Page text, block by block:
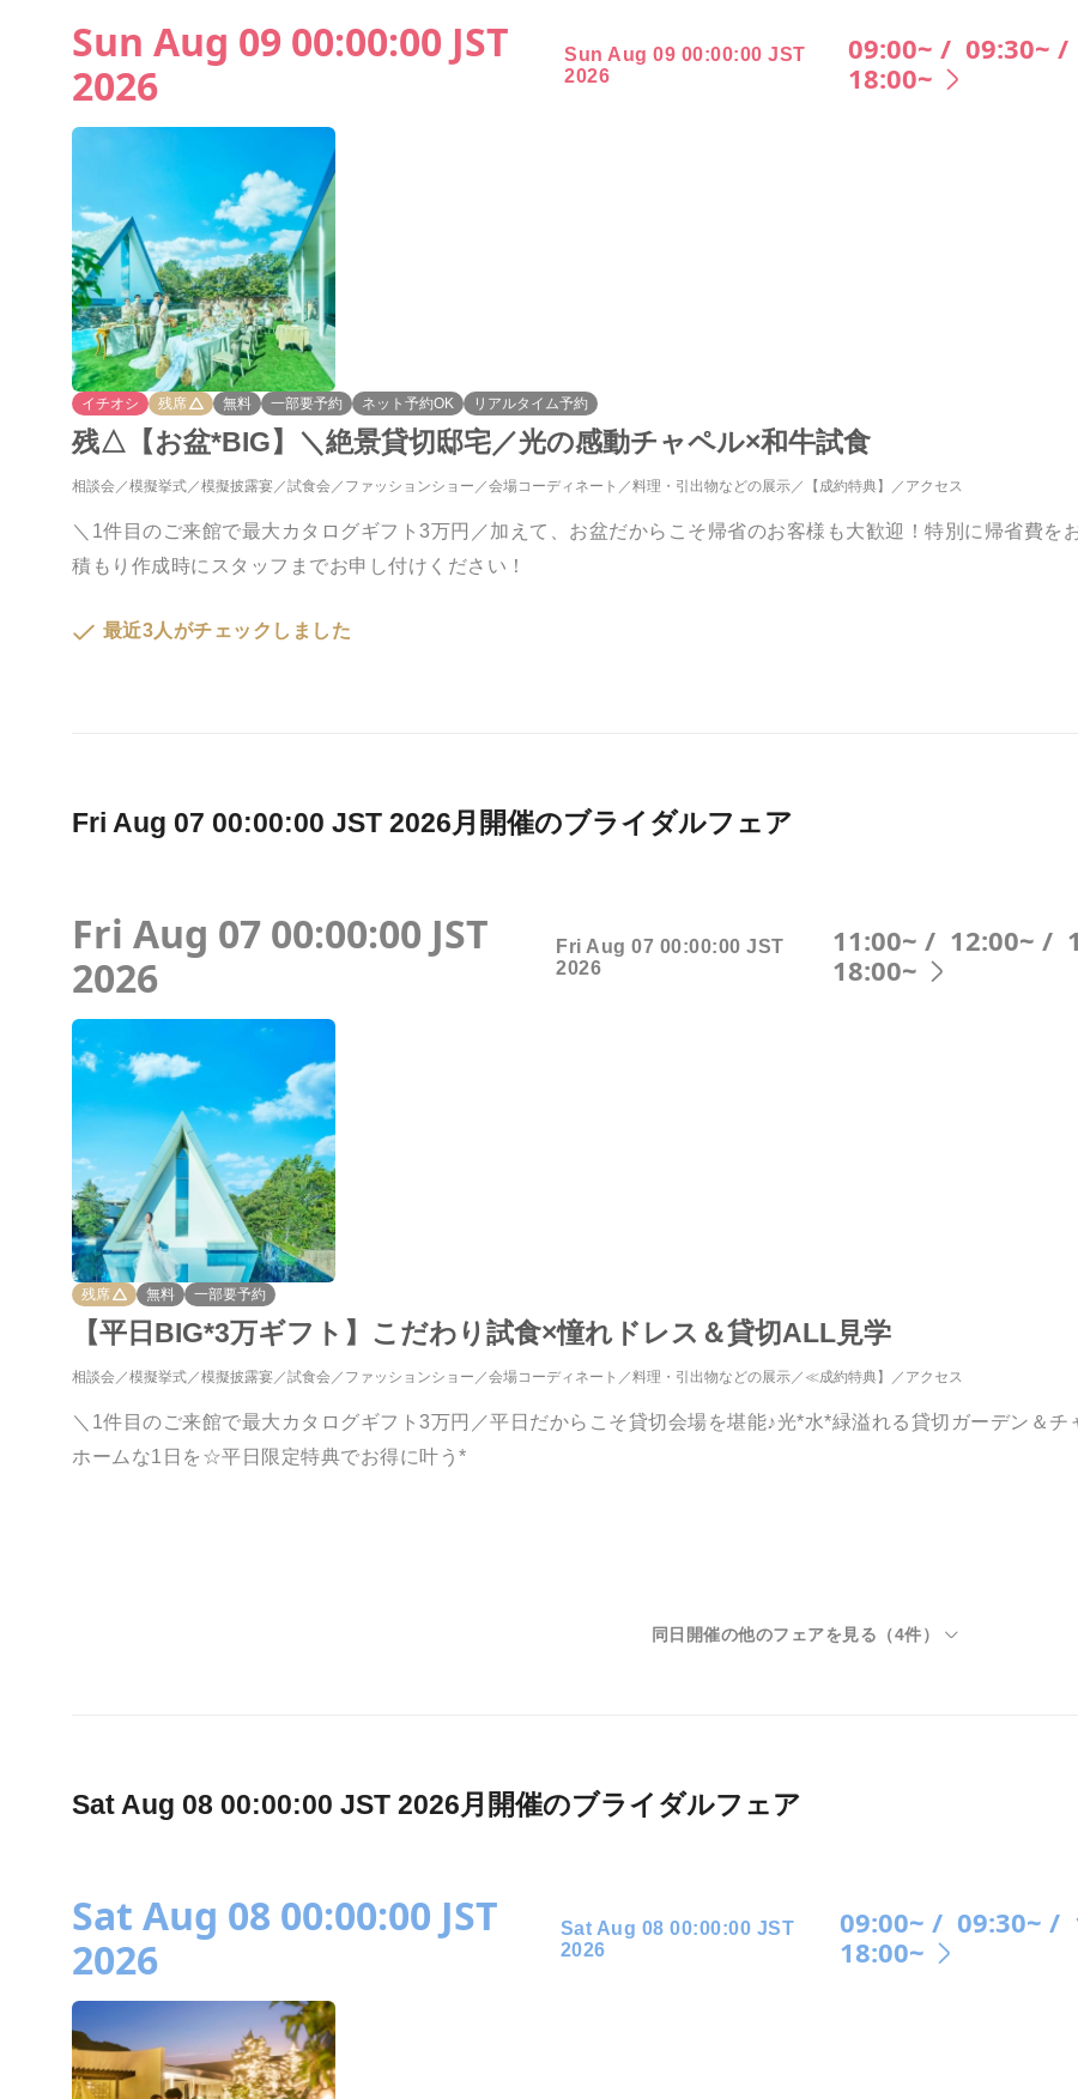
Sun Aug 09 00:00:00 JST
2026
Sun Aug 09 00:00:00 JST
2026
09:00~ / 09:30~ /
18:00~
イチオシ 残席 無料 一部要予約 ネット予約OK リアルタイム予約
残△【お盆*BIG】＼絶景貸切邸宅／光の感動チャペル×和牛試食
相談会 模擬挙式 模擬披露宴 試食会 ファッションショー 会場コーディネート 料理・引出物などの展示 【成約特典】 アクセス
＼1件目のご来館で最大カタログギフト3万円／加えて、お盆だからこそ帰省のお客様も大歓迎！特別に帰省費を
積もり作成時にスタッフまでお申し付けください！
最近3人がチェックしました
Fri Aug 07 00:00:00 JST 2026月開催のブライダルフェア
Fri Aug 07 00:00:00 JST
2026
Fri Aug 07 00:00:00 JST
2026
11:00~ / 12:00~ /
18:00~
残席 無料 一部要予約
【平日BIG*3万ギフト】こだわり試食×憧れドレス＆貸切ALL見学
相談会 模擬挙式 模擬披露宴 試食会 ファッションショー 会場コーディネート 料理・引出物などの展示 ≪成約特典】 アクセス
＼1件目のご来館で最大カタログギフト3万円／平日だからこそ貸切会場を堪能♪光*水*緑溢れる貸切ガーデン＆
ホームな1日を☆平日限定特典でお得に叶う*
同日開催の他のフェアを見る（4件）
Sat Aug 08 00:00:00 JST 2026月開催のブライダルフェア
Sat Aug 08 00:00:00 JST
2026
Sat Aug 08 00:00:00 JST
2026
09:00~ / 09:30~ /
18:00~